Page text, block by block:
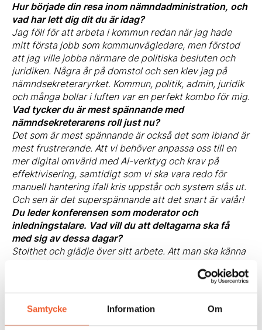
Samtycke Information Om
Hur började din resa inom nämndadministration, och
vad har lett dig dit du är idag?
Jag föll för att arbeta i kommun redan när jag hade
mitt första jobb som kommunvägledare, men förstod
att jag ville jobba närmare de politiska besluten och
juridiken. Några år på domstol och sen klev jag på
nämndsekreteraryrket. Kommun, politik, admin, juridik
och många bollar i luften var en perfekt kombo för mig.
Vad tycker du är mest spännande med
nämndsekreterarens roll just nu?
Det som är mest spännande är också det som ibland är
mest frustrerande. Att vi behöver anpassa oss till en
mer digital omvärld med AI-verktyg och krav på
effektivisering, samtidigt som vi ska vara redo för
manuell hantering ifall kris uppstår och system slås ut.
Och sen är det superspännande att det snart är valår!
Du leder konferensen som moderator och
inledningstalare. Vad vill du att deltagarna ska få
med sig av dessa dagar?
Stolthet och glädje över sitt arbete. Att man ska känna
och att vi gör ett otroligt viktigt arbete varje dag.
Din föreläsning utgår från erfarenheter i Uppsala, där
nämndsekreterarens roll verkligen sattes på prov.
Vad vill du förmedla till kollegor runt om i landet